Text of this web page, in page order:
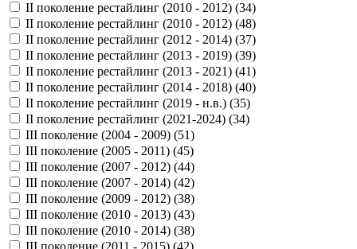
II поколение рестайлинг (2010 - 2012) (34)
II поколение рестайлинг (2010 - 2012) (48)
II поколение рестайлинг (2012 - 2014) (37)
II поколение рестайлинг (2013 - 2019) (39)
II поколение рестайлинг (2013 - 2021) (41)
II поколение рестайлинг (2014 - 2018) (40)
II поколение рестайлинг (2019 - н.в.) (35)
II поколение рестайлинг (2021-2024) (34)
III поколение (2004 - 2009) (51)
III поколение (2005 - 2011) (45)
III поколение (2007 - 2012) (44)
III поколение (2007 - 2014) (42)
III поколение (2009 - 2012) (38)
III поколение (2010 - 2013) (43)
III поколение (2010 - 2014) (38)
III поколение (2011 - 2015) (42)